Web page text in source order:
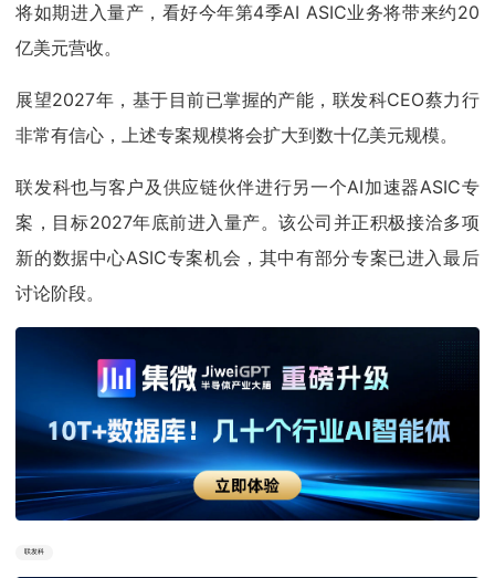
将如期进入量产，看好今年第4季AI ASIC业务将带来约20
亿美元营收。
展望2027年，基于目前已掌握的产能，联发科CEO蔡力行
非常有信心，上述专案规模将会扩大到数十亿美元规模。
联发科也与客户及供应链伙伴进行另一个AI加速器ASIC专
案，目标2027年底前进入量产。该公司并正积极接洽多项
新的数据中心ASIC专案机会，其中有部分专案已进入最后
讨论阶段。
联发科